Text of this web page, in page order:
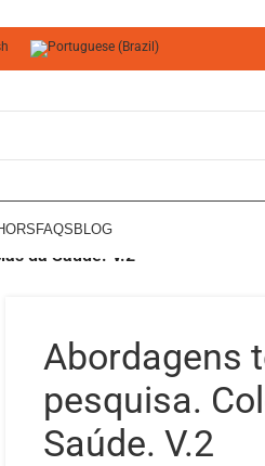
FAQS BLOG
da Saúde. V.2
Abordagens
pesquisa.
Saúde. V.2